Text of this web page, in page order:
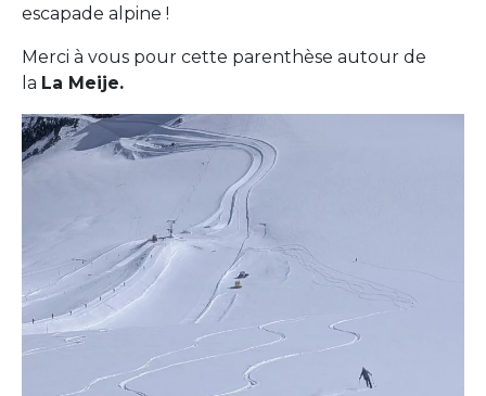
escapade alpine !
Merci à vous pour cette parenthèse autour de
la La Meije.